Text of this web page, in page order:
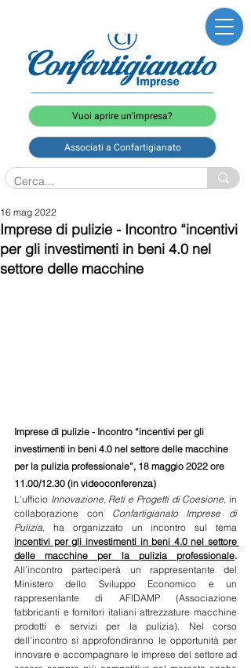
Vuoi aprire un'impresa?
Associati a Confartigianato
Imprese di pulizie - Incontro “incentivi
per gli investimenti in beni 4.0 nel
settore delle macchine
16 mag 2022
Imprese di pulizie - Incontro “incentivi per gli
investimenti in beni 4.0 nel settore delle macchine
per la pulizia professionale”, 18 maggio 2022 ore
11.00/12.30 (in videoconferenza)
L’ufficio Innovazione, Reti e Progetti di Coesione, in
collaborazione con Confartigianato Imprese di
Pulizia,
incentivi per gli investimenti in beni 4.0 nel settore
delle macchine per la pulizia professionale
All’incontro parteciperà un rappresentante del
Ministero dello Sviluppo Economico e un
rappresentante di AFIDAMP (Associazione
fabbricanti e fornitori italiani attrezzature macchine
prodotti e servizi per la pulizia). Nel corso
dell’incontro si approfondiranno le opportunità per
innovare e accompagnare le imprese del settore ad